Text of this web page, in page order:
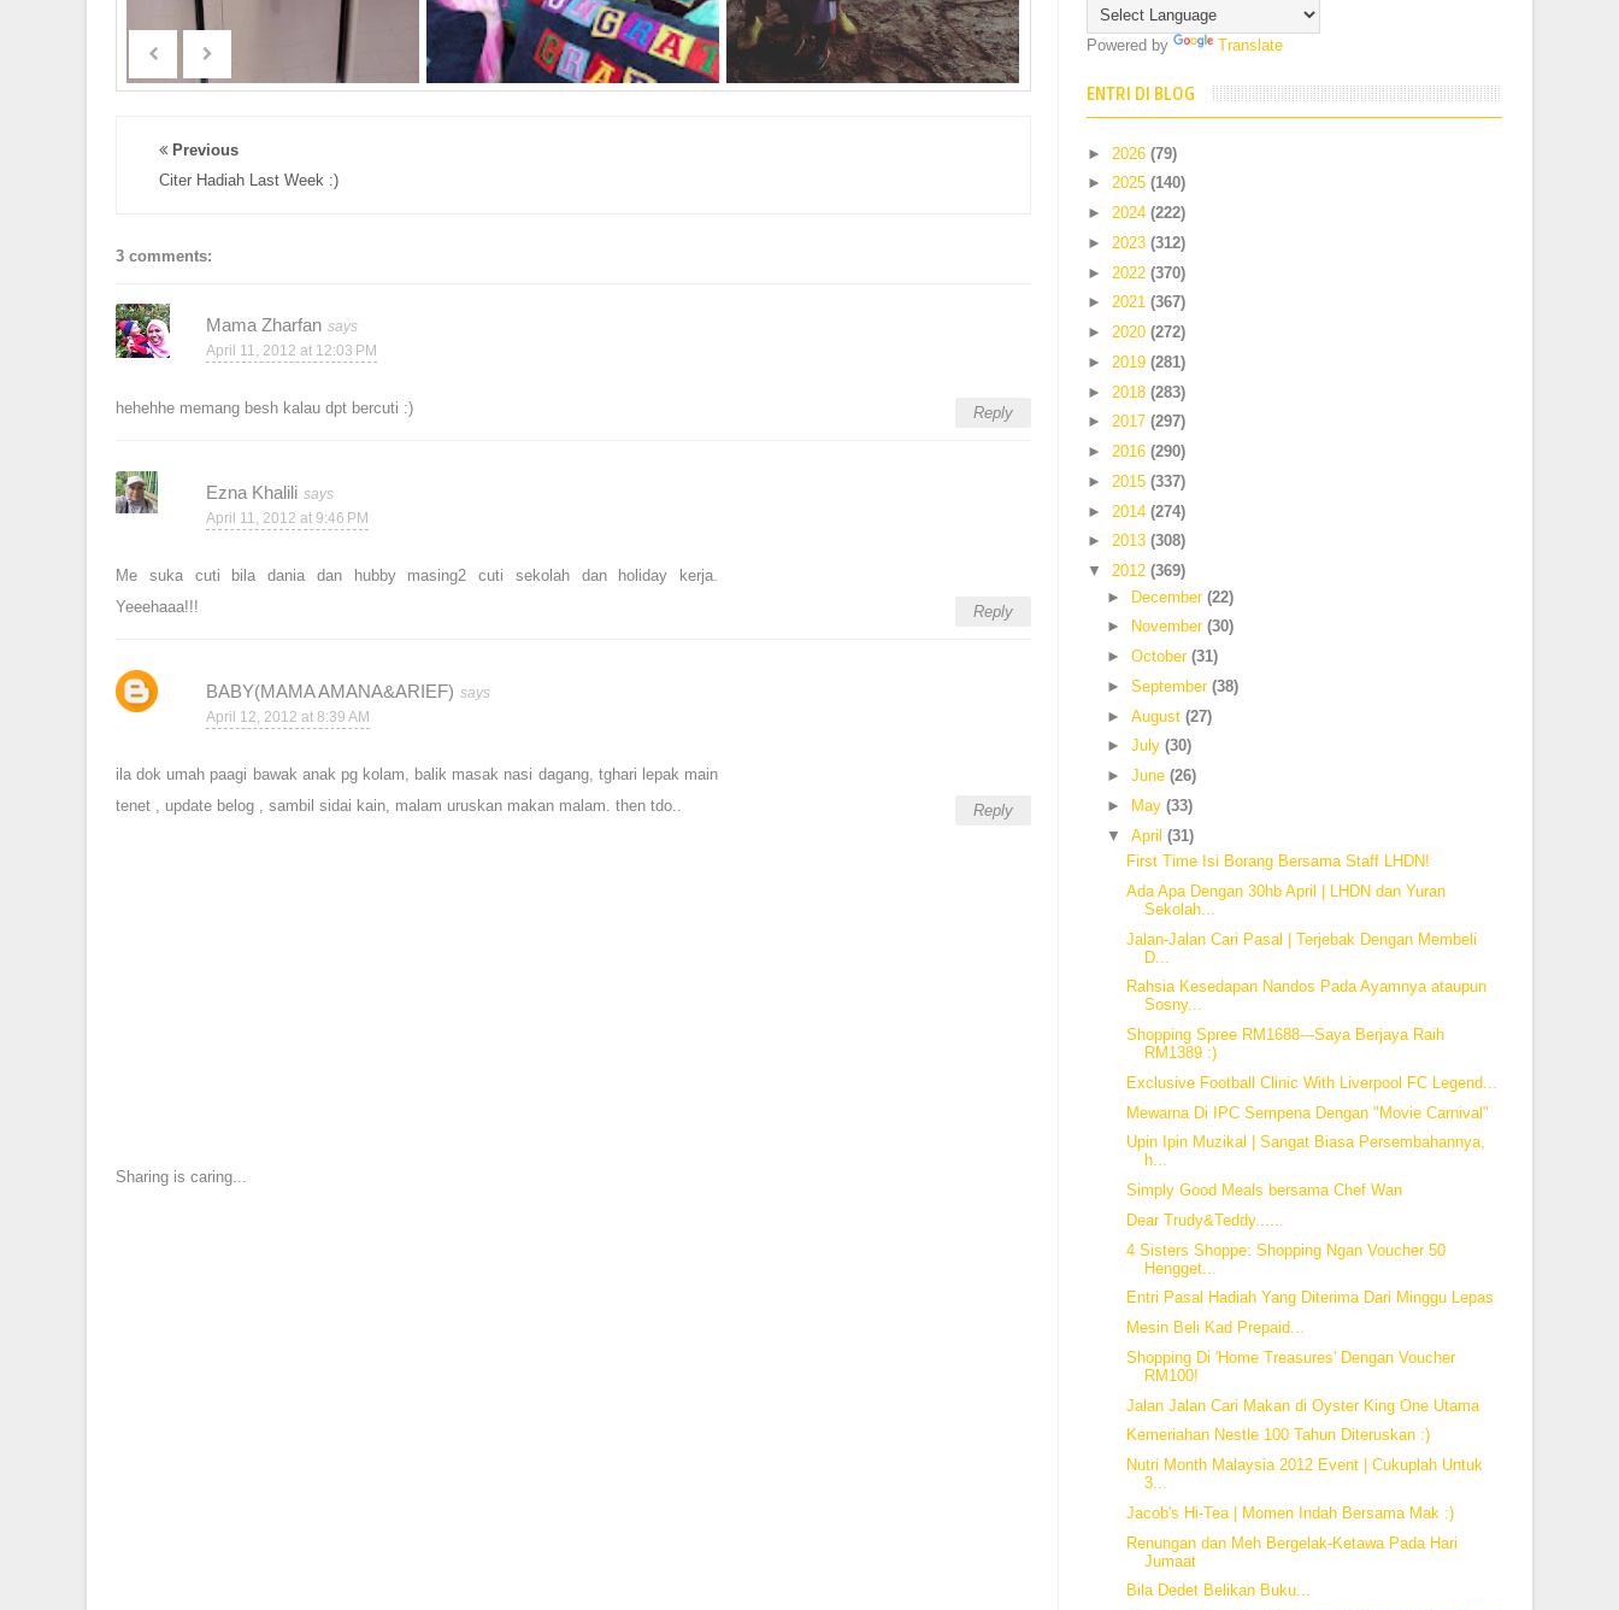
Previous
Citer Hadiah Last Week :)
3 comments:
Mama Zharfan
April 11, 2012 at 12:03 PM
hehehhe memang besh kalau dpt bercuti :) Reply
Ezna Khalili
April 11, 2012 at 9:46 PM
Me suka cuti bila dania dan hubby masing2 cuti sekolah dan holiday kerja.
Yeeehaaa!!!
Reply
BABY(MAMA AMANA&ARIEF)
April 12, 2012 at 8:39 AM
ila dok umah paagi bawak anak pg kolam, balik masak nasi dagang, tghari lepak main
tenet , update belog , sambil sidai kain, malam uruskan makan malam. then tdo..
Reply
Sharing is caring...
Powered by Translate
ENTRI DI BLOG
► 2026(79)
►2025(140)
►2024(222)
► 2023(312)
► 2022(370)
►2021(367)
►2020(272)
► 2019(281)
► 2018(283)
►2017(297)
►2016(290)
► 2015(337)
► 2014(274)
►2013(308)
▼2012(369)
► December (22)
►
November (30)
► October (31)
► September (38)
► August (27)
► July (30)
► June (26)
►
May (33)
▼ April (31)
First Time Isi Borang Bersama Staff LHDN!
Ada Apa Dengan 30hb April | LHDN dan Yuran
Sekolah...
Jalan-Jalan Cari Pasal | Terjebak Dengan Membeli
D...
Rahsia Kesedapan Nandos Pada Ayamnya ataupun
Sosny...
Shopping Spree RM1688---Saya Berjaya Raih
RM1389 :)
Exclusive Football Clinic With Liverpool FC Legend...
Mewarna Di IPC Sempena Dengan "Movie Carnival"
Upin Ipin Muzikal | Sangat Biasa Persembahannya,
h...
Simply Good Meals bersama Chef Wan
Dear Trudy&Teddy......
4 Sisters Shoppe: Shopping Ngan Voucher 50
Hengget...
Entri Pasal Hadiah Yang Diterima Dari Minggu Lepas
Mesin Beli Kad Prepaid...
Shopping Di 'Home Treasures' Dengan Voucher
RM100!
Jalan Jalan Cari Makan di Oyster King One Utama
Kemeriahan Nestle 100 Tahun Diteruskan :)
Nutri Month Malaysia 2012 Event | Cukuplah Untuk
3...
Jacob's Hi-Tea | Momen Indah Bersama Mak :)
Renungan dan Meh Bergelak-Ketawa Pada Hari
Jumaat
Bila Dedet Belikan Buku...